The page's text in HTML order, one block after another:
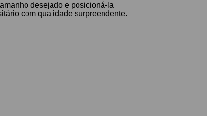
desejado e posicioná-la
com qualidade surpreendente.